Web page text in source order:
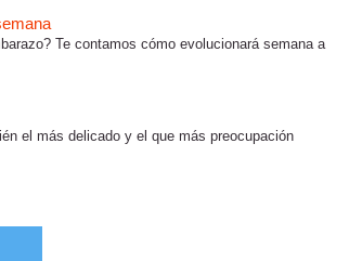
Te contamos cómo evolucionará semana a
el más delicado y el que más preocupación